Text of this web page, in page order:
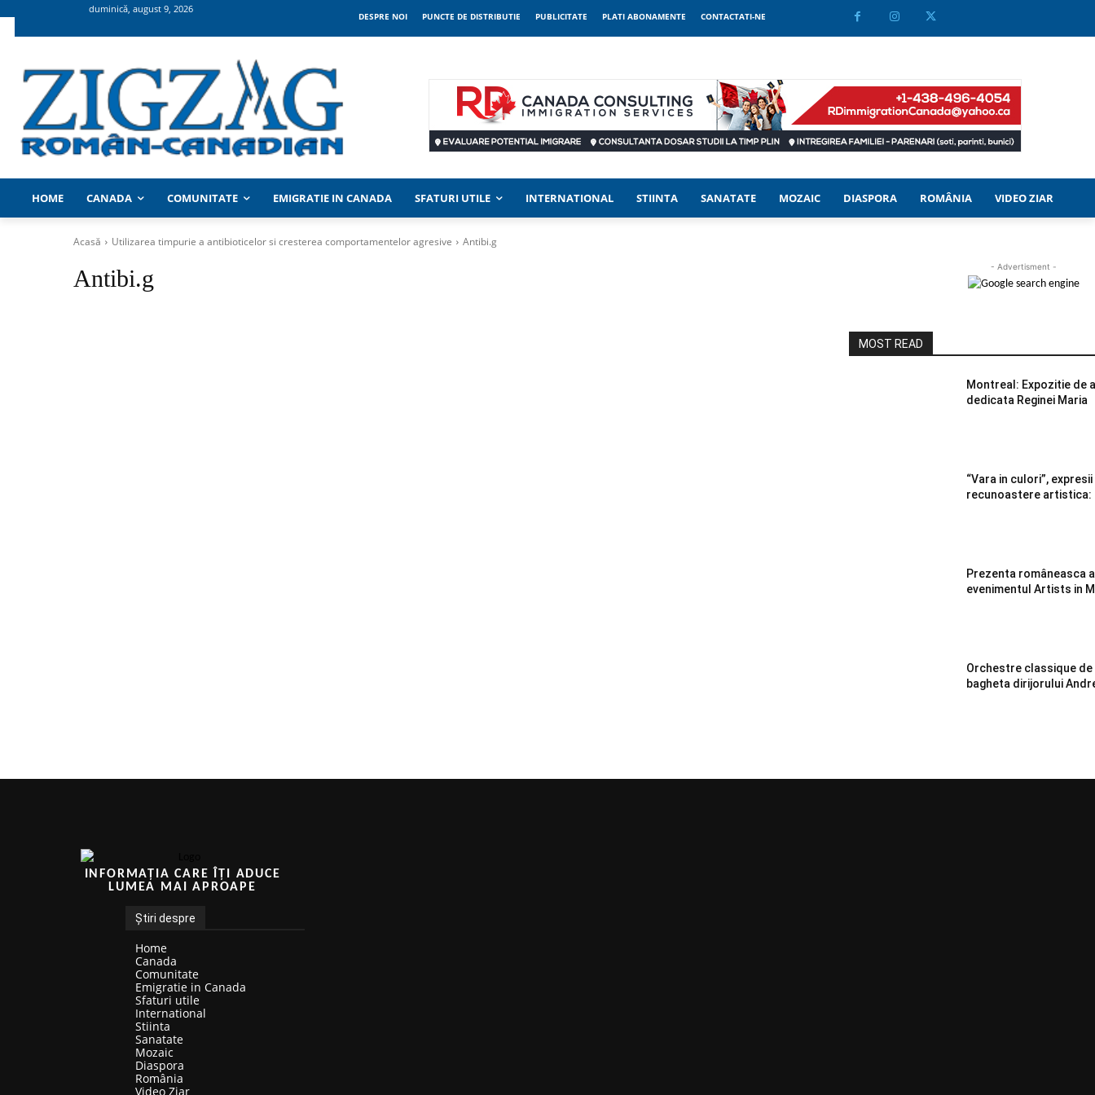
duminică, august 9, 2026
DESPRE NOI PUNCTE DE DISTRIBUTIE PUBLICITATE PLATI ABONAMENTE CONTACTATI-NE
HOME CANADA COMUNITATE EMIGRATIE IN CANADA SFATURI UTILE INTERNATIONAL STIINTA SANATATE MOZAIC DIASPORA ROMÂNIA VIDEO ZIAR
Acasă Utilizarea timpurie a antibioticelor si cresterea comportamentelor agresive Antibi.g
Antibi.g - Advertisment -
MOST READ
Montreal: Expozitie de
dedicata Reginei Maria
“Vara in culori”,
recunoastere artistica:
Prezenta româneasca
evenimentul Artists in
Orchestre classique
bagheta dirijorului
INFORMAȚIA CARE ÎȚI ADUCE
LUMEA MAI APROAPE
Știri despre
Home
Canada
Comunitate
Emigratie in Canada
Sfaturi utile
International
Stiinta
Sanatate
Mozaic
Diaspora
România
Video Ziar